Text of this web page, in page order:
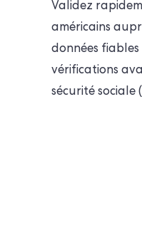
Validez
américains
données fiables
vérifications
sécurité sociale